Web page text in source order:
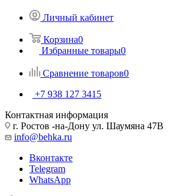
Личный кабинет
Корзина0
Избранные товары0
Сравнение товаров0
+7 938 127 3415
Контактная информация
г. Ростов -на-Дону ул. Шаумяна 47В
info@behka.ru
Вконтакте
Telegram
WhatsApp